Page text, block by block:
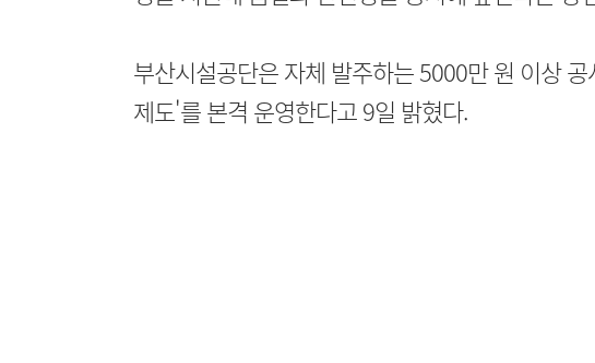
부산시설공단은 자체 발주하는 5000만 원 이상
제도'를 본격 운영한다고 9일 밝혔다.